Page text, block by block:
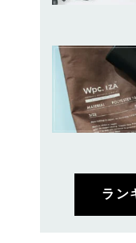
ラン